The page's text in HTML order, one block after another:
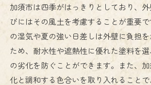
加須市は四季がはっきりとしており、
びにはその風土を考慮することが重要
の湿気や夏の強い日差しは外壁に負担
ため、耐水性や遮熱性に優れた塗料を
の劣化を防ぐことができます。また、
化と調和する色合いを取り入れること